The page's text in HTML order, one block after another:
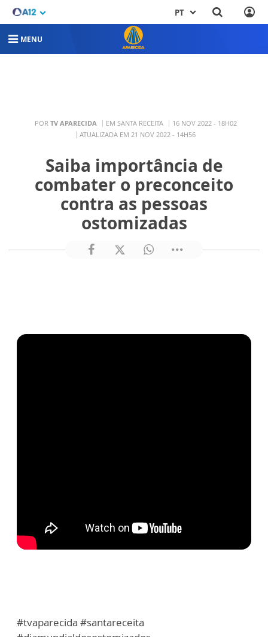
PT
MENU
POR TV APARECIDA EM SANTA RECEITA
16 NOV 2022 - 18H02
ATUALIZADA EM 21 NOV 2022 - 14H56
Saiba importância de
combater o preconceito
contra as pessoas
ostomizadas
#tvaparecida #santareceita